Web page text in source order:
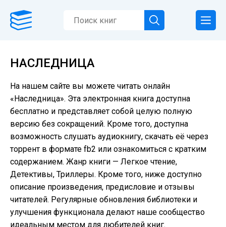
НАСЛЕДНИЦА
На нашем сайте вы можете читать онлайн
«Наследница». Эта электронная книга доступна
бесплатно и представляет собой целую полную
версию без сокращений. Кроме того, доступна
возможность слушать аудиокнигу, скачать её через
торрент в формате fb2 или ознакомиться с кратким
содержанием. Жанр книги — Легкое чтение,
Детективы, Триллеры. Кроме того, ниже доступно
описание произведения, предисловие и отзывы
читателей. Регулярные обновления библиотеки и
улучшения функционала делают наше сообщество
идеальным местом для любителей книг.